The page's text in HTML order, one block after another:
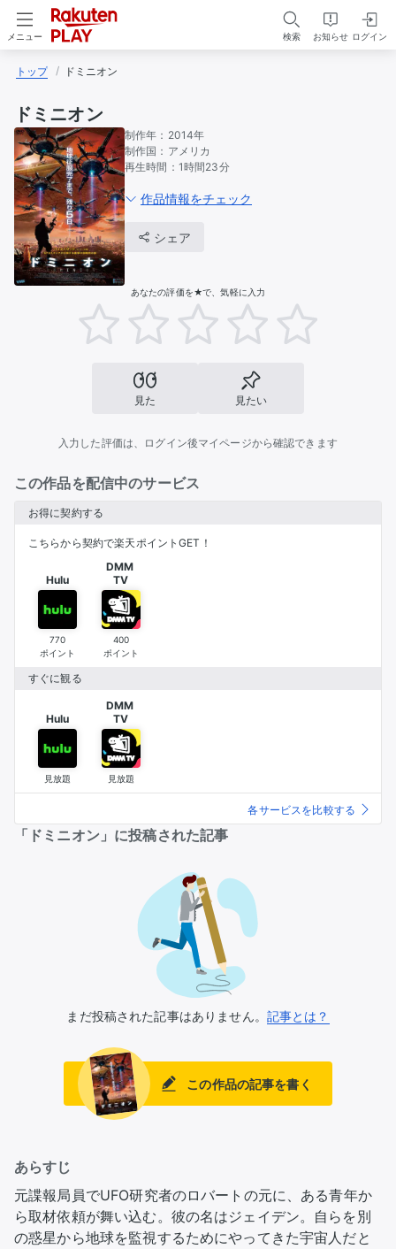
メニュー 検索 お知らせ ログイン
トップ ドミニオン
ドミニオン
制作年： 2014年
制作国： アメリカ
再生時間： 1時間23分
作品情報をチェック
シェア
あなたの評価を★で、気軽に入力
見た 見たい
入力した評価は、ログイン後マイページから確認できます
この作品を配信中のサービス
お得に契約する
こちらから契約で楽天ポイントGET！
Hulu
770
ポイント
DMM
TV
400
ポイント
すぐに観る
Hulu
見放題
DMM
TV
見放題
各サービスを比較する
「ドミニオン」に投稿された記事
まだ投稿された記事はありません。 記事とは？
この作品の記事を書く
あらすじ
元諜報局員でUFO研究者のロバートの元に、ある青年か
ら取材依頼が舞い込む。彼の名はジェイデン。自らを別
の惑星から地球を監視するためにやってきた宇宙人だと